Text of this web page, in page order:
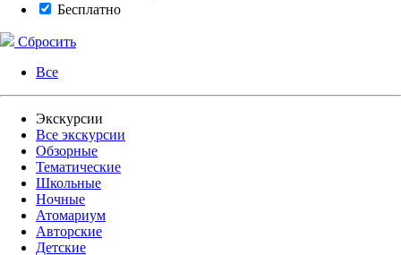
Бесплатно
Сбросить
Все
Экскурсии
Все экскурсии
Обзорные
Тематические
Школьные
Ночные
Атомариум
Авторские
Детские